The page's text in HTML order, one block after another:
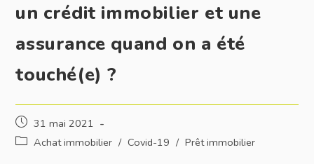
un crédit immobilier et une
assurance quand on a été
touché(e) ?
31 mai 2021
Achat immobilier / Covid-19 / Prêt immobilier